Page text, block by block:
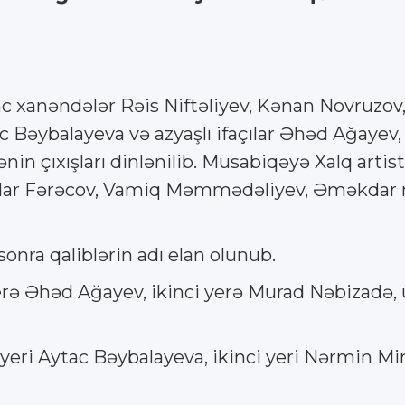
Rəis Niftəliyev, Kənan
və azyaşlı ifaçılar Əhəd
çıxışları dinlənilib. Müsabiqəyə Xalq
Fərəcov, Vamiq Məmmədəliyev,
qaliblərin adı elan olunub.
Əhəd Ağayev, ikinci yerə Murad Nəbizadə,
Aytac Bəybalayeva, ikinci yeri Nərmin